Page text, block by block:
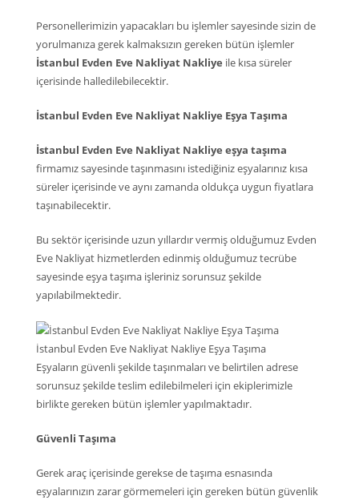
Personellerimizin yapacakları bu işlemler sayesinde sizin de
yorulmanıza gerek kalmaksızın gereken bütün işlemler
İstanbul Evden Eve Nakliyat Nakliye ile kısa süreler
içerisinde halledilebilecektir.
İstanbul Evden Eve Nakliyat Nakliye Eşya Taşıma
İstanbul Evden Eve Nakliyat Nakliye eşya taşıma
firmamız sayesinde taşınmasını istediğiniz eşyalarınız kısa
süreler içerisinde ve aynı zamanda oldukça uygun fiyatlara
taşınabilecektir.
Bu sektör içerisinde uzun yıllardır vermiş olduğumuz Evden
Eve Nakliyat hizmetlerden edinmiş olduğumuz tecrübe
sayesinde eşya taşıma işleriniz sorunsuz şekilde
yapılabilmektedir.
İstanbul Evden Eve Nakliyat Nakliye Eşya Taşıma
Eşyaların güvenli şekilde taşınmaları ve belirtilen adrese
sorunsuz şekilde teslim edilebilmeleri için ekiplerimizle
birlikte gereken bütün işlemler yapılmaktadır.
Güvenli Taşıma
Gerek araç içerisinde gerekse de taşıma esnasında
eşyalarınızın zarar görmemeleri için gereken bütün güvenlik